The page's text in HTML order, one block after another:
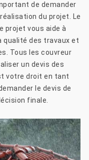
de demander
du projet. Le
projet vous aide à
qualité des travaux et
Tous les couvreur
un devis des
votre droit en tant
le devis de
finale.